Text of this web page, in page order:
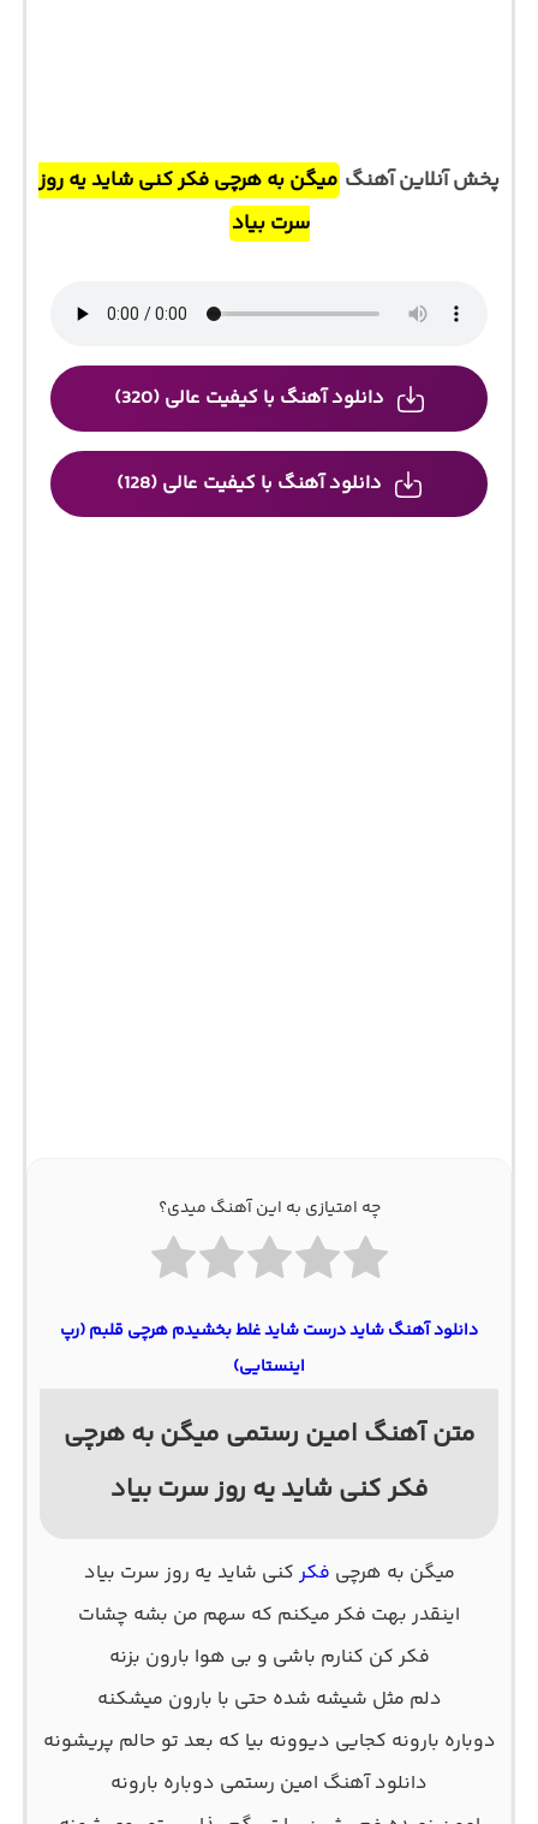
پخش آنلاین آهنگ میگن به هرچی فکر کنی شاید یه روز
سرت بیاد
دانلود آهنگ با کیفیت عالی (320)
دانلود آهنگ با کیفیت عالی (128)
چه امتیازی به این آهنگ میدی؟
دانلود آهنگ شاید درست شاید غلط بخشیدم هرچی قلبم (رپ
اینستایی)
متن آهنگ امین رستمی میگن به هرچی
فکر کنی شاید یه روز سرت بیاد
میگن به هرچی فکر کنی شاید یه روز سرت بیاد
اینقدر بهت فکر میکنم که سهم من بشه چشات
فکر کن کنارم باشی و بی هوا بارون بزنه
دلم مثل شیشه شده حتی با بارون میشکنه
دوباره بارونه کجایی دیوونه بیا که بعد تو حالم پریشونه
دانلود آهنگ امین رستمی دوباره بارونه